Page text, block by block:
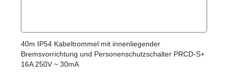
40m IP54 Kabeltrommel mit innenliegender
Bremsvorrichtung und Personenschutzschalter PRCD-S+
16A 250V ~ 30mA